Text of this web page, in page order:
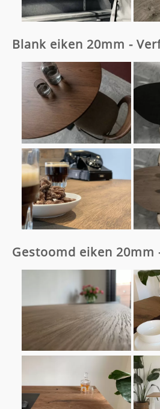
Blank eiken 20mm -
Gestoomd eiken 20mm